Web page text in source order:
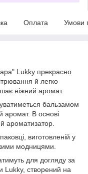
Оплата Умови
Lukky прекрасно
й легко
ніжний аромат.
бальзамом
аромат. В основі
ароматизатор.
виготовленій у
модницями.
для догляду за
Lukky, створений на